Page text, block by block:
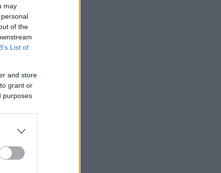
may
of the
List of
and store
grant or
purposes